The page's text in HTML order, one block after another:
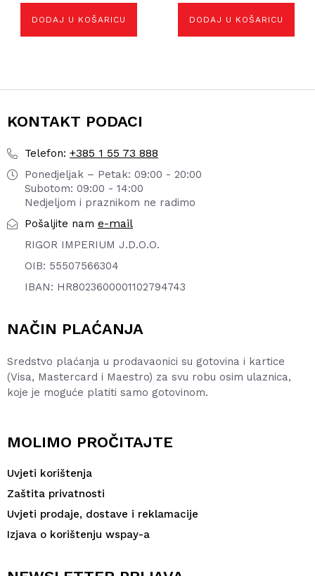
DODAJ U KOŠARICU DODAJ U KOŠARICU
KONTAKT PODACI
Telefon: +385 1 55 73 888
Ponedjeljak – Petak: 09:00 - 20:00
Subotom: 09:00 - 14:00
Nedjeljom i praznikom ne radimo
Pošaljite nam e-mail
RIGOR IMPERIUM J.D.O.O.
OIB: 55507566304
IBAN: HR8023600001102794743
NAČIN PLAĆANJA
Sredstvo plaćanja u prodavaonici su gotovina i kartice
(Visa, Mastercard i Maestro) za svu robu osim ulaznica,
koje je moguće platiti samo gotovinom.
MOLIMO PROČITAJTE
Uvjeti korištenja
Zaštita privatnosti
Uvjeti prodaje, dostave i reklamacije
Izjava o korištenju wspay-a